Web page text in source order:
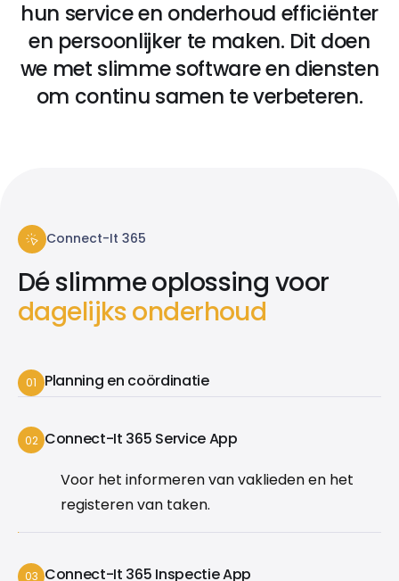
hun service en onderhoud efficiënter
en persoonlijker te maken. Dit doen
we met slimme software en diensten
om continu samen te verbeteren.
Connect-It 365
Dé slimme oplossing voor
dagelijks onderhoud
01 Planning en coördinatie
02 Connect-It 365 Service App
Voor het informeren van vaklieden en het
registeren van taken.
03 Connect-It 365 Inspectie App